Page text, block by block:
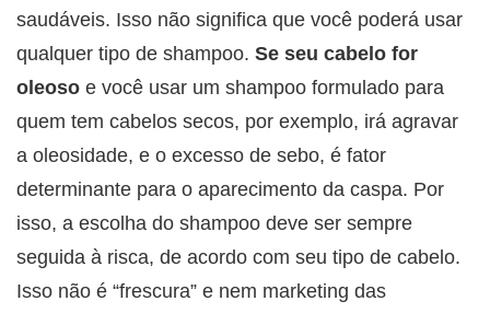
saudáveis. Isso não significa que você poderá usar
qualquer tipo de shampoo. Se seu cabelo for
oleoso e você usar um shampoo formulado para
quem tem cabelos secos, por exemplo, irá agravar
a oleosidade, e o excesso de sebo, é fator
determinante para o aparecimento da caspa. Por
isso, a escolha do shampoo deve ser sempre
seguida à risca, de acordo com seu tipo de cabelo.
Isso não é “frescura” e nem marketing das